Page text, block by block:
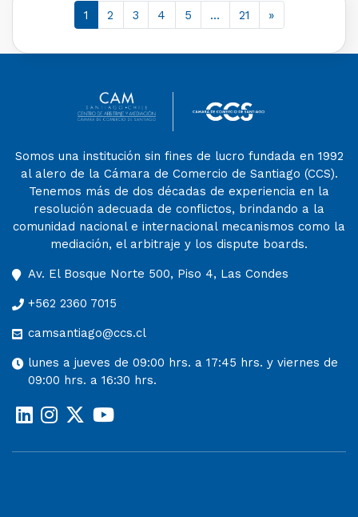
1 2 3 4 5 … 21 »
Somos una institución sin fines de lucro fundada en 1992
al alero de la Cámara de Comercio de Santiago (CCS).
Tenemos más de dos décadas de experiencia en la
resolución adecuada de conflictos, brindando a la
comunidad nacional e internacional mecanismos como la
mediación, el arbitraje y los dispute boards.
Av. El Bosque Norte 500, Piso 4, Las Condes
+562 2360 7015
camsantiago@ccs.cl
lunes a jueves de 09:00 hrs. a 17:45 hrs. y viernes de
09:00 hrs. a 16:30 hrs.